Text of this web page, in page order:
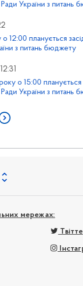
України з питань
12:00 планується
з питань бюджету
о 15:00 планується
Ради України з питань
мережах: